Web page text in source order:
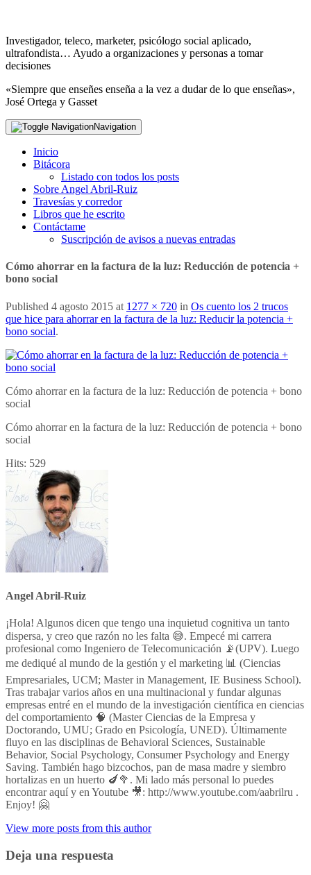
Investigador, teleco, marketer, psicólogo social aplicado,
ultrafondista… Ayudo a organizaciones y personas a tomar
decisiones
«Siempre que enseñes enseña a la vez a dudar de lo que enseñas»,
José Ortega y Gasset
Navigation
Inicio
Bitácora
Listado con todos los posts
Sobre Angel Abril-Ruiz
Travesías y corredor
Libros que he escrito
Contáctame
Suscripción de avisos a nuevas entradas
Cómo ahorrar en la factura de la luz: Reducción de potencia +
bono social
Published 4 agosto 2015 at 1277 × 720 in Os cuento los 2 trucos
que hice para ahorrar en la factura de la luz: Reducir la potencia +
bono social.
Cómo ahorrar en la factura de la luz: Reducción de potencia + bono
social
Cómo ahorrar en la factura de la luz: Reducción de potencia + bono
social
Hits: 529
Angel Abril-Ruiz
¡Hola! Algunos dicen que tengo una inquietud cognitiva un tanto
dispersa, y creo que razón no les falta 😅. Empecé mi carrera
profesional como Ingeniero de Telecomunicación 📡(UPV). Luego
me dediqué al mundo de la gestión y el marketing 📊 (Ciencias
Empresariales, UCM; Master in Management, IE Business School).
Tras trabajar varios años en una multinacional y fundar algunas
empresas entré en el mundo de la investigación científica en ciencias
del comportamiento 🧠 (Master Ciencias de la Empresa y
Doctorando, UMU; Grado en Psicología, UNED). Últimamente
fluyo en las disciplinas de Behavioral Sciences, Sustainable
Behavior, Social Psychology, Consumer Psychology and Energy
Saving. También hago bizcochos, pan de masa madre y siembro
hortalizas en un huerto 🍆🥦. Mi lado más personal lo puedes
encontrar aquí y en Youtube 🎥: http://www.youtube.com/aabrilru .
Enjoy! 🤗
View more posts from this author
Deja una respuesta